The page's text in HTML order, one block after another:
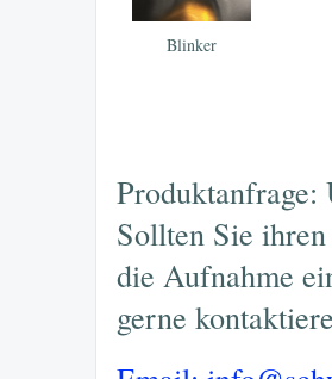
Blinker
Sollten Sie
die Aufnahme
gerne